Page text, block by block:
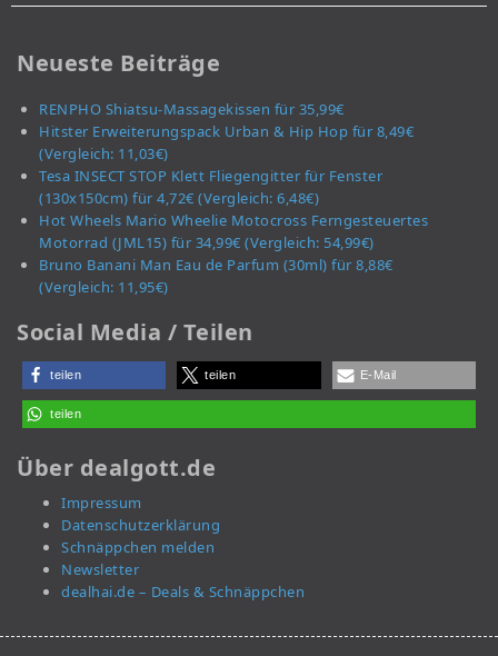
Neueste Beiträge
RENPHO Shiatsu-Massagekissen für 35,99€
Hitster Erweiterungspack Urban & Hip Hop für 8,49€
(Vergleich: 11,03€)
Tesa INSECT STOP Klett Fliegengitter für Fenster
(130x150cm) für 4,72€ (Vergleich: 6,48€)
Hot Wheels Mario Wheelie Motocross Ferngesteuertes
Motorrad (JML15) für 34,99€ (Vergleich: 54,99€)
Bruno Banani Man Eau de Parfum (30ml) für 8,88€
(Vergleich: 11,95€)
Social Media / Teilen
teilen teilen E-Mail
teilen
Über dealgott.de
Impressum
Datenschutzerklärung
Schnäppchen melden
Newsletter
dealhai.de – Deals & Schnäppchen